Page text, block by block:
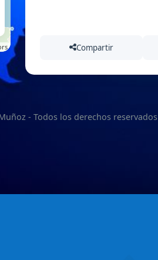
Compartir
- Todos los derechos reservados